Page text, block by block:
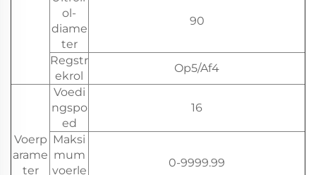
ol-
diame
ter
90
Regstr
ekrol
Op5/Af4
Voerp
arame
ter
Voedi
ngspo
ed
16
Maksi
mum
voerle
0-9999.99